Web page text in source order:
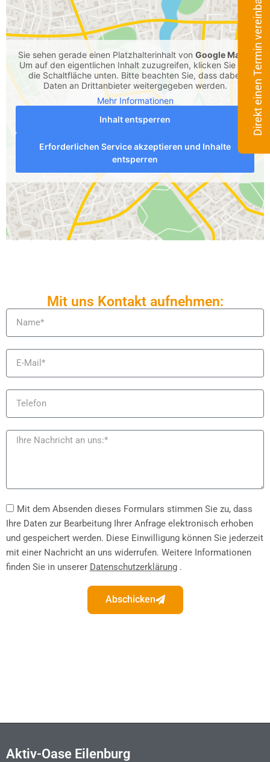
Direkt einen Termin vereinbaren
Sie sehen gerade einen Platzhalterinhalt von Google Maps
Um auf den eigentlichen Inhalt zuzugreifen, klicken Sie auf
die Schaltfläche unten. Bitte beachten Sie, dass dabei
Daten an Drittanbieter weitergegeben werden.
Mehr Informationen
Inhalt entsperren
Erforderlichen Service akzeptieren und Inhalte
entsperren
Mit uns Kontakt aufnehmen:
Mit dem Absenden dieses Formulars stimmen Sie zu, dass
Ihre Daten zur Bearbeitung Ihrer Anfrage elektronisch erhoben
und gespeichert werden. Diese Einwilligung können Sie jederzeit
mit einer Nachricht an uns widerrufen. Weitere Informationen
finden Sie in unserer Datenschutzerklärung .
Abschicken
Aktiv-Oase Eilenburg